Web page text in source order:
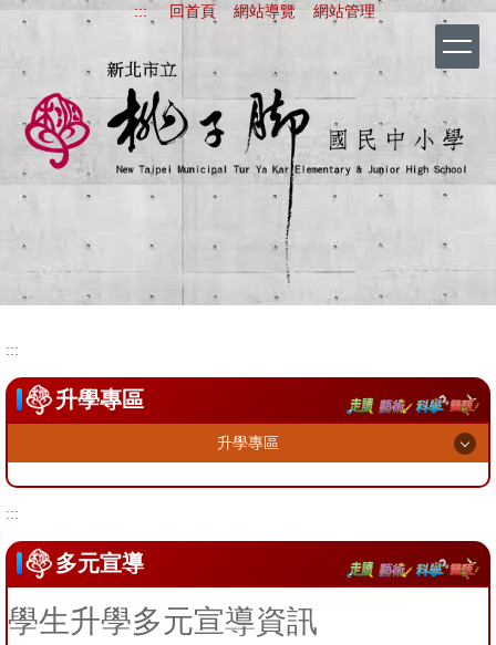
跳
主
容
::: 回首頁 網站導覽 網站管理
新北市立桃子腳
:::
升學專區
升學專區
多元宣導
:::
多元宣導
學生升學多元宣導資訊